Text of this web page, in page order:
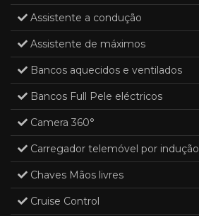
Assistente a condução
Assistente de máximos
Bancos aquecidos e ventilados
Bancos Full Pele eléctricos
Camera 360°
Carregador telemóvel por indução
Chaves Mãos livres
Cruise Control